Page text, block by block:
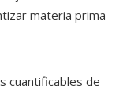
materia prima
cuantificables de